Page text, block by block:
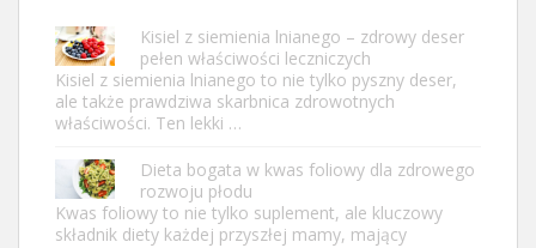
Kisiel z siemienia lnianego – zdrowy deser
pełen właściwości leczniczych
Kisiel z siemienia lnianego to nie tylko pyszny deser,
ale także prawdziwa skarbnica zdrowotnych
właściwości. Ten lekki …
Dieta bogata w kwas foliowy dla zdrowego
rozwoju płodu
Kwas foliowy to nie tylko suplement, ale kluczowy
składnik diety każdej przyszłej mamy, mający